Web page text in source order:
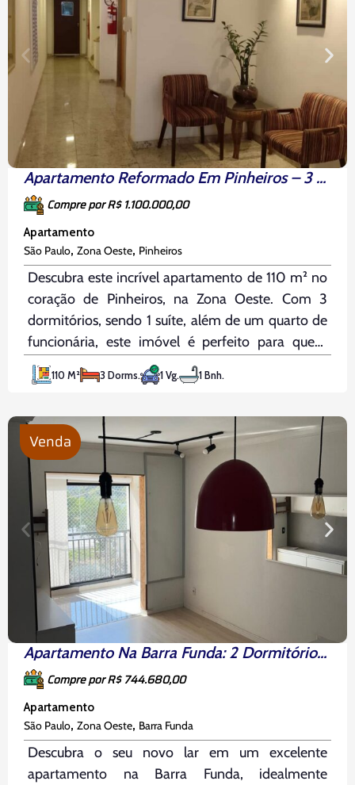
Apartamento Reformado Em Pinheiros – 3 Dorms E 1 Suíte
Compre por R$ 1.100.000,00
Apartamento
São Paulo, Zona Oeste, Pinheiros
Descubra este incrível apartamento de 110 m² no
coração de Pinheiros, na Zona Oeste. Com 3
dormitórios, sendo 1 suíte, além de um quarto de
funcionária, este imóvel é perfeito para quem
busca conforto e praticidade. O apartamento é
repleto de armários e possui uma cozinha
110 M² 3 Dorms. 1 Vg. 1 Bnh.
Apartamento Na Barra Funda: 2 Dormitórios Com Suíte
Compre por R$ 744.680,00
Apartamento
São Paulo, Zona Oeste, Barra Funda
Descubra o seu novo lar em um excelente
apartamento na Barra Funda, idealmente
Venda